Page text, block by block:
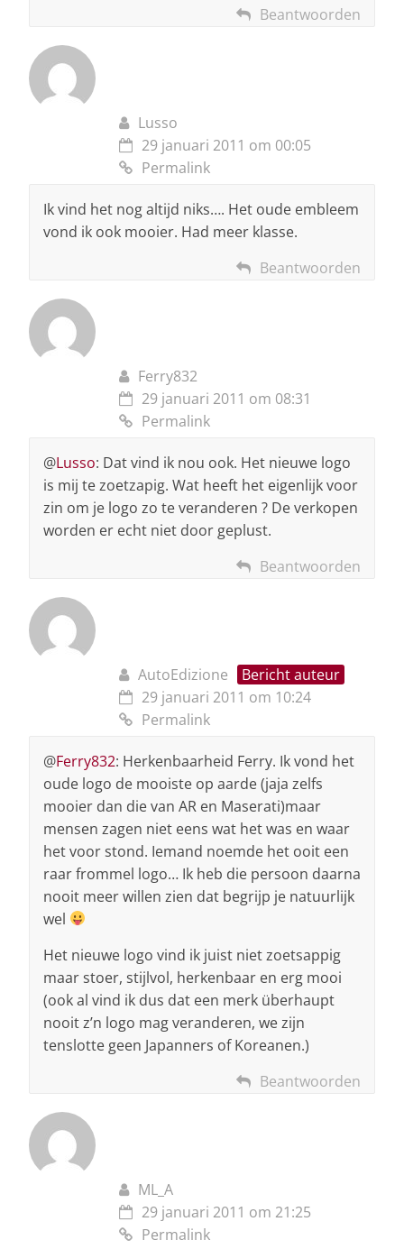
Beantwoorden
Lusso
29 januari 2011 om 00:05
Permalink
Ik vind het nog altijd niks…. Het oude embleem
vond ik ook mooier. Had meer klasse.
Beantwoorden
Ferry832
29 januari 2011 om 08:31
Permalink
@Lusso: Dat vind ik nou ook. Het nieuwe logo
is mij te zoetzapig. Wat heeft het eigenlijk voor
zin om je logo zo te veranderen ? De verkopen
worden er echt niet door geplust.
Beantwoorden
AutoEdizione
Bericht auteur
29 januari 2011 om 10:24
Permalink
@Ferry832: Herkenbaarheid Ferry. Ik vond het
oude logo de mooiste op aarde (jaja zelfs
mooier dan die van AR en Maserati)maar
mensen zagen niet eens wat het was en waar
het voor stond. Iemand noemde het ooit een
raar frommel logo… Ik heb die persoon daarna
nooit meer willen zien dat begrijp je natuurlijk
wel
Het nieuwe logo vind ik juist niet zoetsappig
maar stoer, stijlvol, herkenbaar en erg mooi
(ook al vind ik dus dat een merk überhaupt
nooit z’n logo mag veranderen, we zijn
tenslotte geen Japanners of Koreanen.)
Beantwoorden
ML_A
29 januari 2011 om 21:25
Permalink